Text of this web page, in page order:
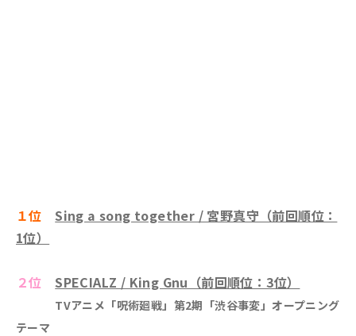
１位
Sing a song together / 宮野真守（前回順位：
1位）
２位SPECIALZ / King Gnu（前回順位：3位）
TVアニメ「呪術廻戦」第2期「渋谷事変」オープニング
テーマ